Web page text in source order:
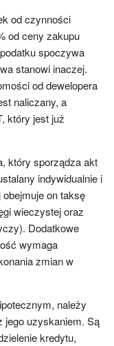
od czynności
od ceny zakupu
spoczywa
stanowi inaczej.
od dewelopera
naliczany, a
który jest już
który sporządza akt
indywidualnie i
on taksę
wieczystej oraz
Dodatkowe
wymaga
zmian w
należy
jego uzyskaniem. Są
kredytu,